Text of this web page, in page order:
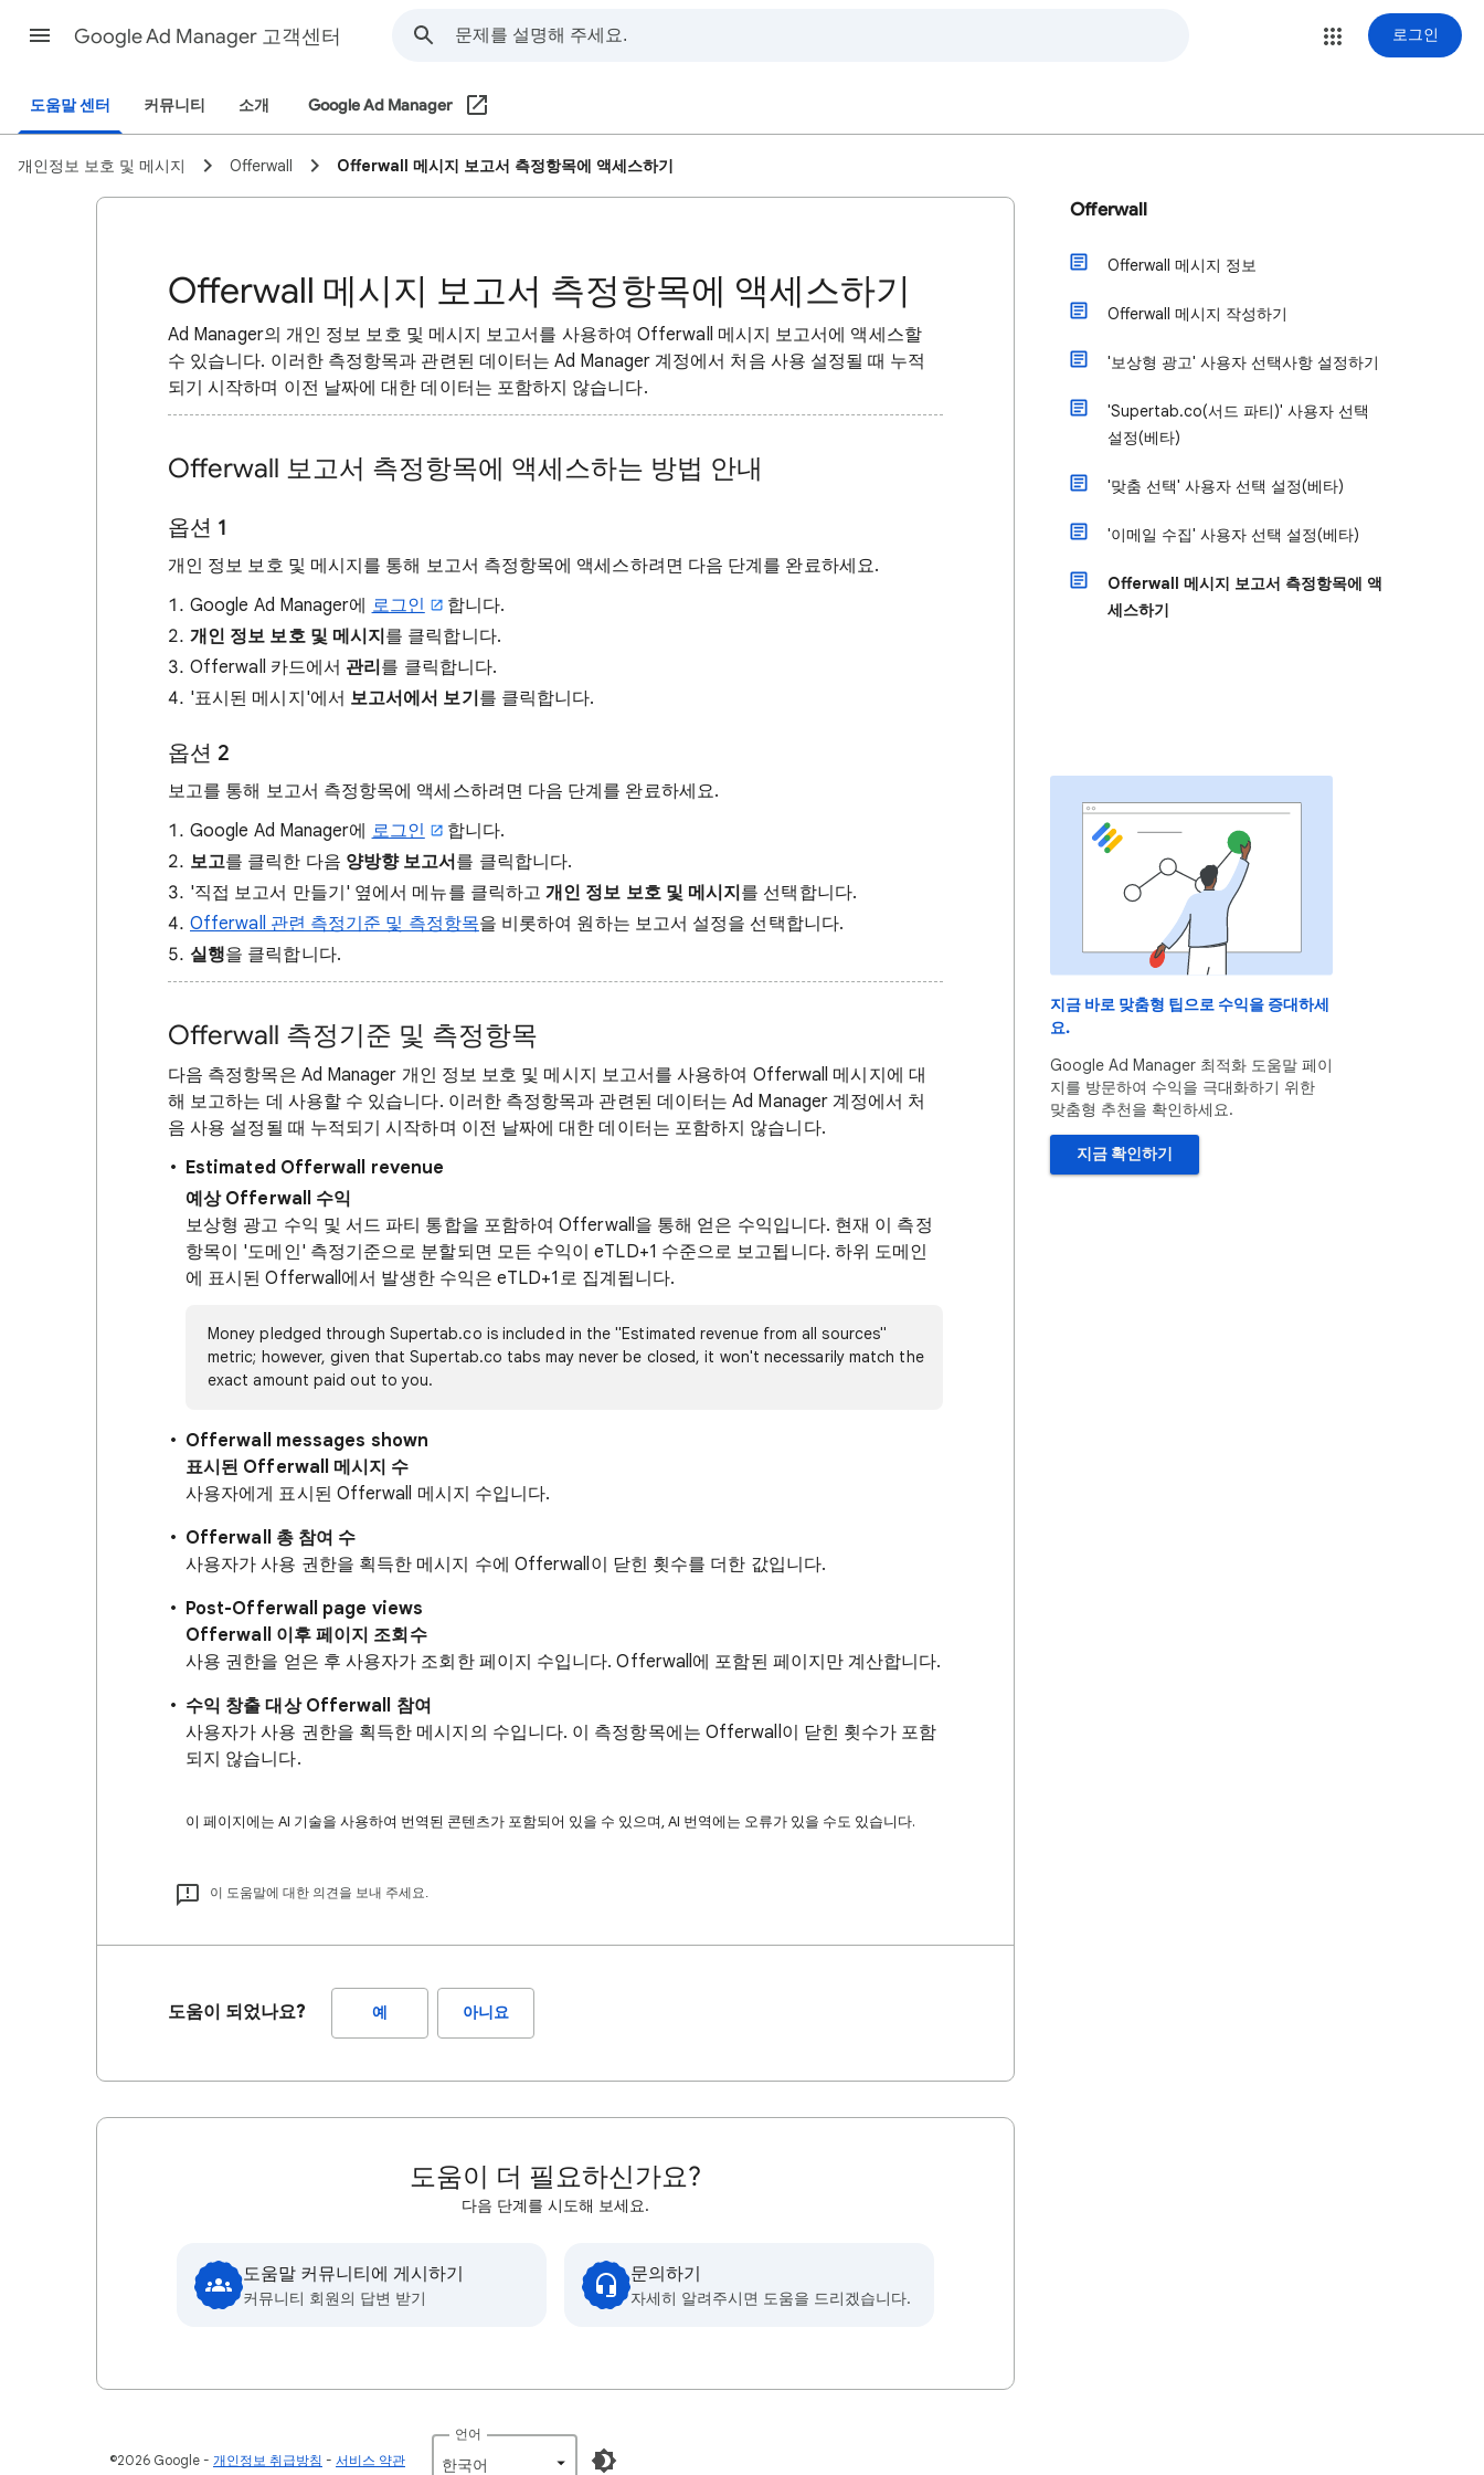
Google Ad Manager 고객센터 로그인
도움말 센터 커뮤니티 소개 Google Ad Manager
개인정보 보호 및 메시지 Offerwall Offerwall 메시지 보고서 측정항목에 액세스하기
Offerwall 메시지 보고서 측정항목에 액세스하기
Ad Manager의 개인 정보 보호 및 메시지 보고서를 사용하여 Offerwall 메시지 보고서에 액세스할
수 있습니다. 이러한 측정항목과 관련된 데이터는 Ad Manager 계정에서 처음 사용 설정될 때 누적
되기 시작하며 이전 날짜에 대한 데이터는 포함하지 않습니다.
Offerwall 보고서 측정항목에 액세스하는 방법 안내
옵션 1
개인 정보 보호 및 메시지를 통해 보고서 측정항목에 액세스하려면 다음 단계를 완료하세요.
Google Ad Manager에 로그인
합니다.
개인 정보 보호 및 메시지 를 클릭합니다.
Offerwall 카드에서 관리 를 클릭합니다.
'표시된 메시지'에서 보고서에서 보기 를 클릭합니다.
옵션 2
보고를 통해 보고서 측정항목에 액세스하려면 다음 단계를 완료하세요.
Google Ad Manager에 로그인
합니다.
보고를 클릭한 다음 양방향 보고서 를 클릭합니다.
'직접 보고서 만들기' 옆에서 메뉴를 클릭하고개인 정보 보호 및 메시지 를 선택합니다.
Offerwall 관련 측정기준 및 측정항목을 비롯하여 원하는 보고서 설정을 선택합니다.
실행을 클릭합니다.
Offerwall 측정기준 및 측정항목
다음 측정항목은 Ad Manager 개인 정보 보호 및 메시지 보고서를 사용하여 Offerwall 메시지에 대
해 보고하는 데 사용할 수 있습니다. 이러한 측정항목과 관련된 데이터는 Ad Manager 계정에서 처
음 사용 설정될 때 누적되기 시작하며 이전 날짜에 대한 데이터는 포함하지 않습니다.
Estimated Offerwall revenue
예상 Offerwall 수익
보상형 광고 수익 및 서드 파티 통합을 포함하여 Offerwall을 통해 얻은 수익입니다. 현재 이 측정
항목이 '도메인' 측정기준으로 분할되면 모든 수익이 eTLD+1 수준으로 보고됩니다. 하위 도메인
에 표시된 Offerwall에서 발생한 수익은 eTLD+1로 집계됩니다.
Money pledged through Supertab.co is included in the "Estimated revenue from all sources"
metric; however, given that Supertab.co tabs may never be closed, it won't necessarily match the
exact amount paid out to you.
Offerwall messages shown
표시된 Offerwall 메시지 수
사용자에게 표시된 Offerwall 메시지 수입니다.
Offerwall 총 참여 수
사용자가 사용 권한을 획득한 메시지 수에 Offerwall이 닫힌 횟수를 더한 값입니다.
Post-Offerwall page views
Offerwall 이후 페이지 조회수
사용 권한을 얻은 후 사용자가 조회한 페이지 수입니다. Offerwall에 포함된 페이지만 계산합니다.
수익 창출 대상 Offerwall 참여
사용자가 사용 권한을 획득한 메시지의 수입니다. 이 측정항목에는 Offerwall이 닫힌 횟수가 포함
되지 않습니다.
이 페이지에는 AI 기술을 사용하여 번역된 콘텐츠가 포함되어 있을 수 있으며, AI 번역에는 오류가 있을 수도 있습니다.
이 도움말에 대한 의견을 보내 주세요.
도움이 되었나요? 예 아니요
도움이 더 필요하신가요?
다음 단계를 시도해 보세요.
도움말 커뮤니티에 게시하기
커뮤니티 회원의 답변 받기
문의하기
자세히 알려주시면 도움을 드리겠습니다.
Offerwall
Offerwall 메시지 정보
Offerwall 메시지 작성하기
'보상형 광고' 사용자 선택사항 설정하기
'Supertab.co(서드 파티)' 사용자 선택
설정(베타)
'맞춤 선택' 사용자 선택 설정(베타)
'이메일 수집' 사용자 선택 설정(베타)
Offerwall 메시지 보고서 측정항목에 액
세스하기
지금 바로 맞춤형 팁으로 수익을 증대하세
요.
Google Ad Manager 최적화 도움말 페이
지를 방문하여 수익을 극대화하기 위한
맞춤형 추천을 확인하세요.
지금 확인하기
©2026 Google 개인정보 취급방침 서비스 약관
언어
한국어‎